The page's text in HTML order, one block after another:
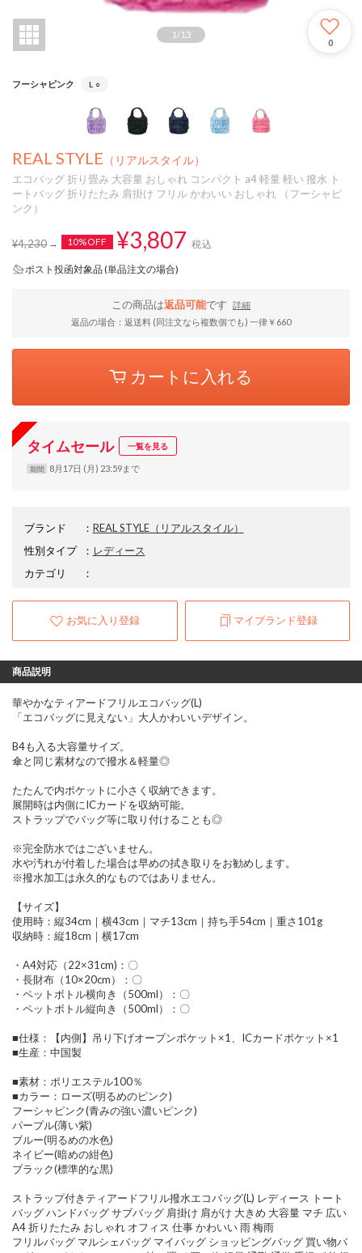
1 /13
0
フーシャピンク L ○
REAL STYLE （リアルスタイル）
エコバッグ 折り畳み 大容量 おしゃれ コンパクト a4 軽量 軽い 撥水 ト
ートバッグ 折りたたみ 肩掛け フリル かわいい おしゃれ （フーシャピ
ンク）
¥4,230 10%OFF ¥3,807 税込
ポスト投函対象品 (単品注文の場合)
この商品は返品可能です
詳細
返品の場合：返送料 (同注文なら複数個でも) 一律￥660
カートに入れる
タイムセール 一覧を見る
期間 8月17日 (月) 23:59まで
ブランド ： REAL STYLE（リアルスタイル）
性別タイプ
： レディース
カテゴリ
：
お気に入り登録 マイブランド登録
商品説明
華やかなティアードフリルエコバッグ(L)
「エコバッグに見えない」大人かわいいデザイン。
B4も入る大容量サイズ。
傘と同じ素材なので撥水＆軽量◎
たたんで内ポケットに小さく収納できます。
展開時は内側にICカードを収納可能。
ストラップでバッグ等に取り付けることも◎
※完全防水ではございません。
水や汚れが付着した場合は早めの拭き取りをお勧めします。
※撥水加工は永久的なものではありません。
【サイズ】
使用時：縦34cm｜横43cm｜マチ13cm｜持ち手54cm｜重さ101g
収納時：縦18cm｜横17cm
・A4対応（22×31cm)：〇
・長財布（10×20cm）：〇
・ペットボトル横向き（500ml）：〇
・ペットボトル縦向き（500ml）：〇
■仕様：【内側】吊り下げオープンポケット×1、ICカードポケット×1
■生産：中国製
■素材：ポリエステル100％
■カラー：ローズ(明るめのピンク)
フーシャピンク(青みの強い濃いピンク)
パープル(薄い紫)
ブルー(明るめの水色)
ネイビー(暗めの紺色)
ブラック(標準的な黒)
ストラップ付きティアードフリル撥水エコバッグ(L) レディース トート
バッグ ハンドバッグ サブバッグ 肩掛け 肩がけ 大きめ 大容量 マチ 広い
A4 折りたたみ おしゃれ オフィス 仕事 かわいい 雨 梅雨
フリルバッグ マルシェバッグ マイバッグ ショッピングバッグ 買い物バ